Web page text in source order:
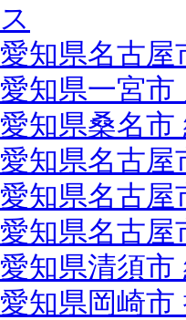
ス
愛知県名古
愛知県一宮
愛知県桑名
愛知県名古
愛知県名古
愛知県名古
愛知県清須
愛知県岡崎